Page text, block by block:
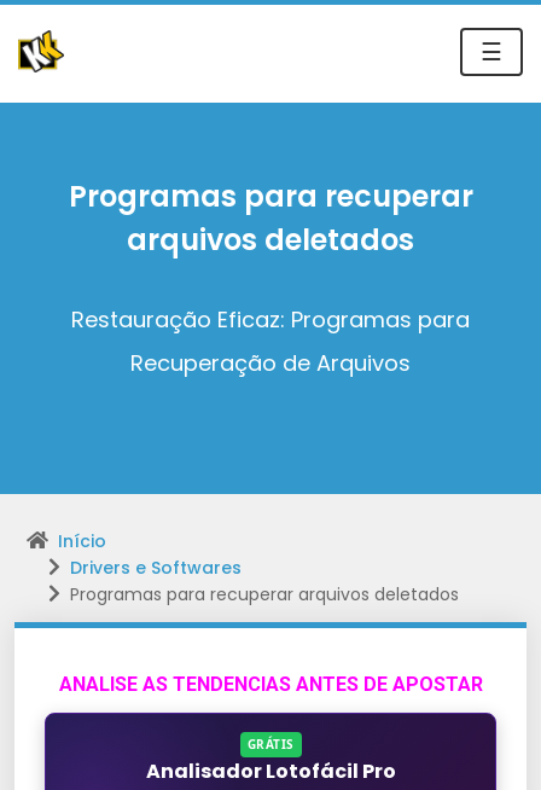
☰
Programas para recuperar
arquivos deletados
Restauração Eficaz: Programas para
Recuperação de Arquivos
Início
Drivers e Softwares
Programas para recuperar arquivos deletados
ANALISE AS TENDENCIAS ANTES DE APOSTAR
GRÁTIS
Analisador Lotofácil Pro